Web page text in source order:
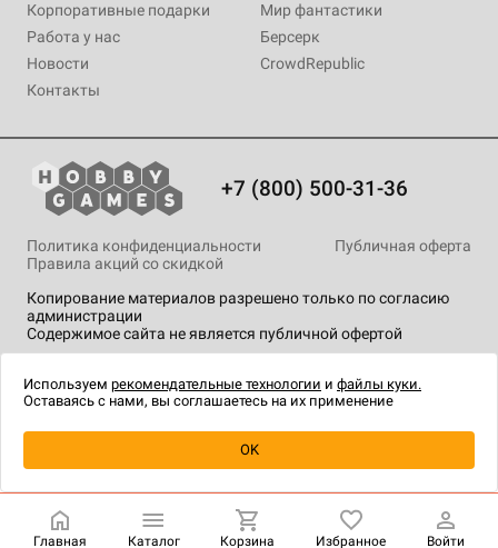
Уведомить о наличии
Корпоративные подарки
Работа у нас
Новости
Контакты
Мир фантастики
Берсерк
CrowdRepublic
+7 (800) 500-31-36
Копирование материалов разрешено только по согласию
администрации
Содержимое сайта не является публичной офертой
Политика конфиденциальности
Публичная оферта
Правила акций со скидкой
технологии.
Главная Каталог Корзина Избранное Войти
Используем рекомендательные технологии и файлы куки.
Оставаясь с нами, вы соглашаетесь на их применение
OK